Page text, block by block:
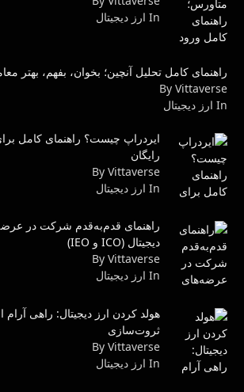
In ارز دیجیتال
راهنمای کامل تحلیل آنچین؛ بخوان، بفهم، بهتر
By Vittaverse
In ارز دیجیتال
ایردراپ چیست؟ راهنمای کامل
رایگان
By Vittaverse
In ارز دیجیتال
راهنمای قدم‌به‌قدم شرکت در
دیجیتال (ICO و IEO)
By Vittaverse
In ارز دیجیتال
هولد کردن ارز دیجیتال: راهی
ثروت‌سازی
By Vittaverse
In ارز دیجیتال